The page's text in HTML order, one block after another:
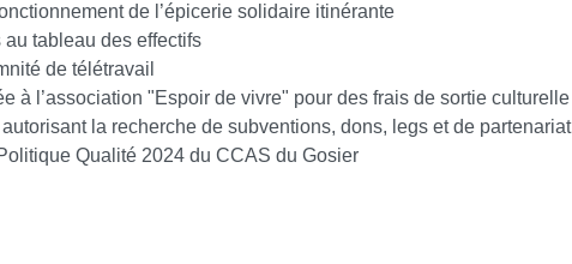
de l’épicerie solidaire itinérante
tableau des effectifs
de télétravail
à l’association "Espoir de vivre" pour des frais de sortie culturelle
la recherche de subventions, dons, legs et de partenariat
Qualité 2024 du CCAS du Gosier